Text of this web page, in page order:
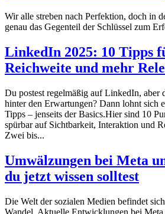
Wir alle streben nach Perfektion, doch in
genau das Gegenteil der Schlüssel zum
LinkedIn 2025: 10 Tipps
Reichweite und mehr
Du postest regelmäßig auf LinkedIn, aber
hinter den Erwartungen? Dann lohnt sich
Tipps – jenseits der Basics.Hier sind 10
spürbar auf Sichtbarkeit, Interaktion und
Zwei bis...
Umwälzungen bei Meta
du jetzt wissen solltest
Die Welt der sozialen Medien befindet
Wandel. Aktuelle Entwicklungen bei Meta,
Dajana
5,00
4